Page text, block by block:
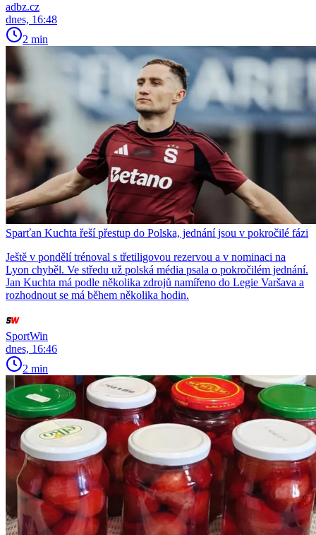
adbz.cz
dnes, 16:48
2 min
Sparťan Kuchta řeší přestup do Polska, jednání jsou v pokročilé fázi
Ještě v pondělí trénoval s třetiligovou rezervou a v nominaci na
Lyon chyběl. Ve středu už polská média psala o pokročilém jednání.
Jan Kuchta má podle několika zdrojů namířeno do Legie Varšava a
rozhodnout se má během několika hodin.
SportWin
dnes, 16:46
2 min